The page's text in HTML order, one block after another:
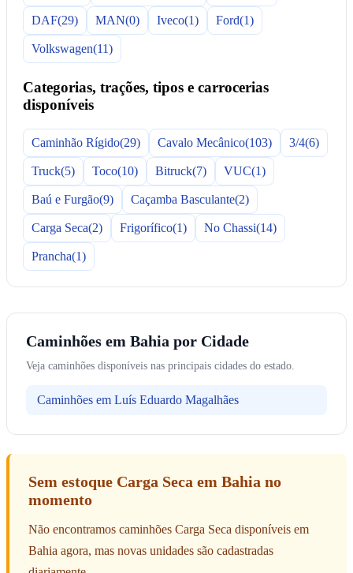
DAF(29) MAN(0) Iveco(1) Ford(1)
Volkswagen(11)
Categorias, trações, tipos e carrocerias
disponíveis
Caminhão Rígido(29) Cavalo Mecânico(103) 3/4(6)
Truck(5) Toco(10) Bitruck(7) VUC(1)
Baú e Furgão(9) Caçamba Basculante(2)
Carga Seca(2) Frigorífico(1) No Chassi(14)
Prancha(1)
Caminhões em Bahia por Cidade
Veja caminhões disponíveis nas principais cidades do estado.
Caminhões em Luís Eduardo Magalhães
Sem estoque Carga Seca em Bahia no
momento
Não encontramos caminhões Carga Seca disponíveis em
Bahia agora, mas novas unidades são cadastradas